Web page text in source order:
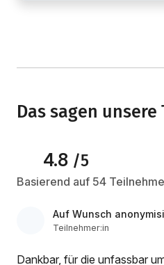
Das sagen
4.8/5
Basierend auf 54
Auf Wunsch
Teilnehmer:in
Dankbar, für die unfassbar